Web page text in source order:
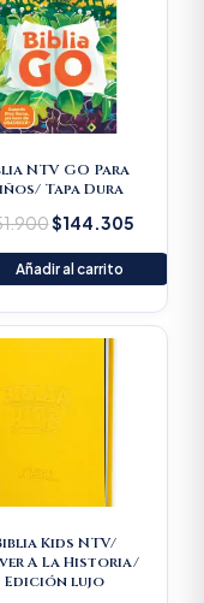
NTV GO Para
Tapa Dura
was:
$151.900.
$144.305
Añadir al carrito
Kids NTV/
A La Historia/
Edición lujo
Original
$140.900.
Current